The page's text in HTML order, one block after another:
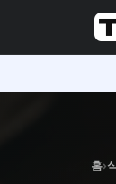
홈›